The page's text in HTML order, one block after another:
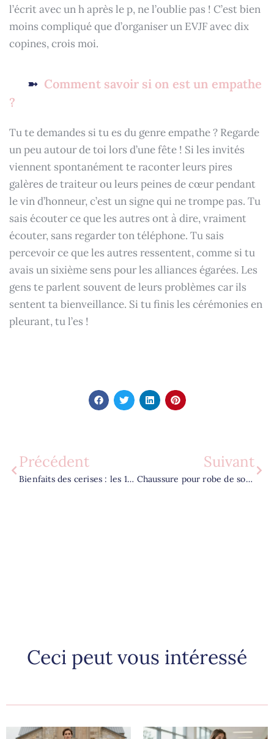
l’écrit avec un h après le p, ne l’oublie pas ! C’est bien
moins compliqué que d’organiser un EVJF avec dix
copines, crois moi.
Comment savoir si on est un empathe
?
Tu te demandes si tu es du genre empathe ? Regarde
un peu autour de toi lors d’une fête ! Si les invités
viennent spontanément te raconter leurs pires
galères de traiteur ou leurs peines de cœur pendant
le vin d’honneur, c’est un signe qui ne trompe pas. Tu
sais écouter ce que les autres ont à dire, vraiment
écouter, sans regarder ton téléphone. Tu sais
percevoir ce que les autres ressentent, comme si tu
avais un sixième sens pour les alliances égarées. Les
gens te parlent souvent de leurs problèmes car ils
sentent ta bienveillance. Si tu finis les cérémonies en
pleurant, tu l’es !
Précédent
Bienfaits des cerises : les 10 secrets pour votre sommeil et digestion
Suivant
Chaussure pour robe de soirée : les astuces pour allier élégance et confort
Ceci peut vous intéressé